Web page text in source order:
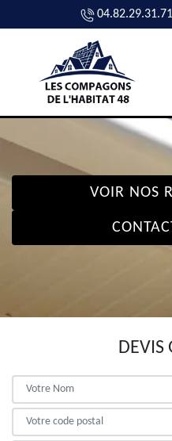
04.82.29.31.71
VOIR NOS
DEVIS